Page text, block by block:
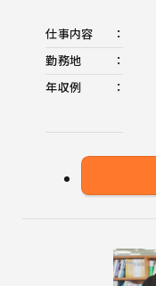
仕事内容
勤務地
年収例